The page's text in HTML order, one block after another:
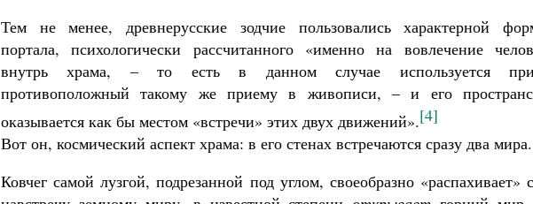
Тем не менее, древнерусские зодчие пользовались характерной
портала, психологически рассчитанного «именно на вовлечение
внутрь храма, – то есть в данном случае используется
противоположный такому же приему в живописи, – и его
оказывается как бы местом «встречи» этих двух движений».[4]
Вот он, космический аспект храма: в его стенах встречаются сразу два мира.
Ковчег самой лузгой, подрезанной под углом, своеобразно «распахивает»